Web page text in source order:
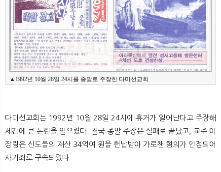
▲1992년 10월 28일 24시를 종말로 주장한 다미선교회
다미선교회는 1992년 10월 28일 24시에 휴거가 일어난다고 주장해
세간에 큰 논란을 일으켰다. 결국 종말 주장은 실패로 끝났고, 교주 이
장림은 신도들의 재산 34억여 원을 헌납받아 가로챈 혐의가 인정되어
사기죄로 구속되었다.